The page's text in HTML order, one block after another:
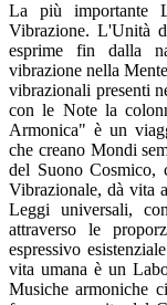
La più importante
Vibrazione. L'Unità
esprime fin dalla
vibrazione nella
vibrazionali presenti
con le Note la
Armonica" è un
che creano Mondi
del Suono Cosmico,
Vibrazionale, dà vita
Leggi universali,
attraverso le
espressivo
vita umana è un
Musiche armoniche